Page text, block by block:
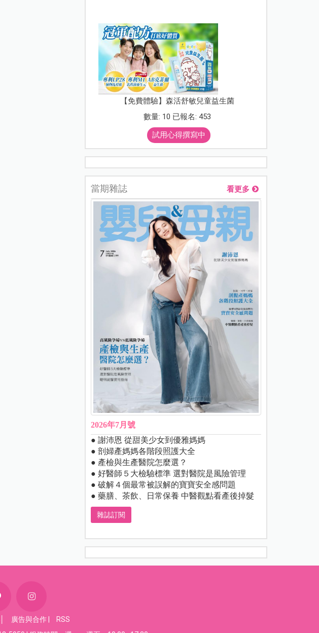
【免費體驗】森活舒敏兒童益生菌
數量: 10 已報名: 453
試用心得撰寫中
當期雜誌 看更多
2026年7月號
● 謝沛恩 從甜美少女到優雅媽媽
● 剖婦產媽媽各階段照護大全
● 產檢與生產醫院怎麼選？
● 好醫師５大檢驗標準 選對醫院是風險管理
● 破解４個最常被誤解的寶寶安全感問題
● 藥膳、茶飲、日常保養 中醫觀點看產後掉髮
雜誌訂閱
廣告與合作
RSS